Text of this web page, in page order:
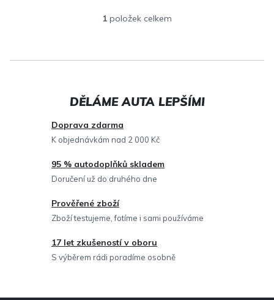
O
l
a
í
p
r
y
v
ý
1 položek celkem
Doprava zdarma
K objednávkám nad 2 000 Kč
95 % autodoplňků skladem
Doručení už do druhého dne
Prověřené zboží
Zboží testujeme, fotíme i sami používáme
17 let zkušeností v oboru
S výběrem rádi poradíme osobně